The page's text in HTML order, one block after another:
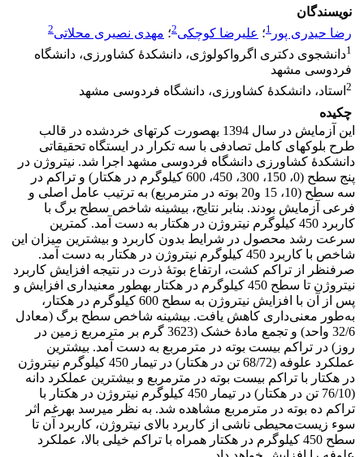
نویسندگان
رضا حیدری پور 1؛ علیرضا کوچکی2؛ مهدی نصیری محلاتی2
1دانشجوی دکتری اگرواکولوژی، دانشکدۀ کشاورزی، دانشگاه
فردوسی مشهد
2 استاد، دانشکدۀ کشاورزی، دانشگاه فردوسی مشهد
چکیده
این آزمایش در سال 1394 به­صورت کرت­های خردشده در قالب
طرح بلوک­های کامل تصادفی با سه تکرار در ایستگاه تحقیقاتی
دانشکدۀ کشاورزی دانشگاه فردوسی مشهد اجرا شد. نیتروژن در
پنج سطح (0، 150، 300، 450، 600 کیلوگرم در هکتار) و تراکم در
سه سطح (10، 15 و20 بوته در مترمربع) به ترتیب عامل اصلی و
فرعی آزمایش بودند. بنابر نتایج، بیشینه شاخص سطح برگ با
کاربرد 450 کیلوگرم نیتروژن در هکتار به دست آمد. کمترین
سرعت رشد محصول در شرایط بدون کاربرد و بیشترین میزان این
شاخص با کاربرد 450 کیلوگرم نیتروژن در هکتار به دست آمد.
صرف­نظر از تراکم کشت، ارتفاع بوتۀ ذرت در نتیجه افزایش کاربرد
نیتروژن تا سطح 450 کیلوگرم در هکتار به­طور معنی­داری افزایش و
پس از آن با افزایش نیتروژن به سطح 600 کیلوگرم در هکتار،
به‌طور معنی‌داری کاهش یافت. بیشینه شاخص سطح برگ (معادل
32/6 واحد) و تجمع مادۀ خشک (3623 گرم بر مترمربع زمین در
روز) در تراکم بیست بوته در مترمربع به دست آمد. بیشترین
عملکرد علوفه (68/72 تن در هکتار) در تیمار 450 کیلوگرم نیتروژن
در هکتار با تراکم بیست بوته در مترمربع و بیشترین عملکرد دانه
(76/10 تن در هکتار) در تیمار 450 کیلوگرم نیتروژن در هکتار با
تراکم ده بوته در مترمربع مشاهده شد. به نظر می­رسد به­رغم اثر
سوء زیست‌محیطی ناشی از کاربرد بالای نیتروژن، کاربرد آن تا
سطح 450 کیلوگرم در هکتار همراه با تراکم خیلی بالا، عملکرد